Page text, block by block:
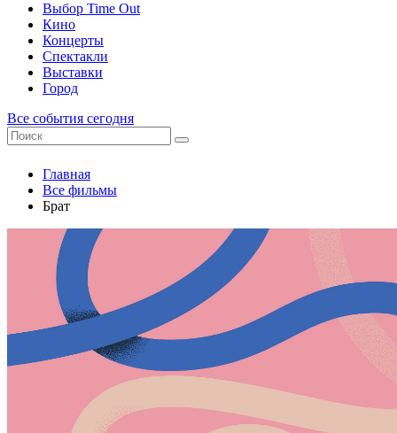
Выбор Time Out
Кино
Концерты
Спектакли
Выставки
Город
Все события сегодня
Главная
Все фильмы
Брат